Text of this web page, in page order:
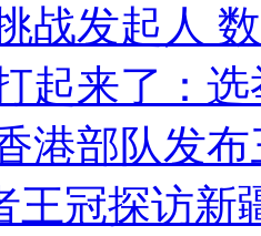
战发起人
起来了：
港部队发
王冠探访新